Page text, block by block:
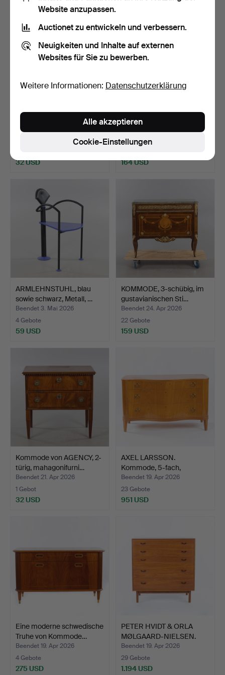
ROLLCONTAINER, 8
32 USD
KOMMODE, furniert, erste
Hälfte des 19. Ja…
Beendet 7. Mai 2026
164 USD
ARMLEHNSTUHL, blau
sowie schwarz, Metall, …
Beendet 3. Mai 2026
4 Gebote
59 USD
KOMMODE, 3-schübig, im
gustavianischen Sti…
Beendet 24. Apr 2026
22 Gebote
159 USD
Kommode von AGENCY, 2-
türig, mahagonifurni…
Beendet 21. Apr 2026
1 Gebot
32 USD
AXEL LARSSON.
Kommode, 5-fach,
schwedisch …
Beendet 19. Apr 2026
23 Gebote
951 USD
Eine moderne schwedische
Truhe von Kommode…
Beendet 19. Apr 2026
4 Gebote
275 USD
PETER HVIDT & ORLA
MØLGAARD-NIELSEN.
Kommo…
Beendet 19. Apr 2026
29 Gebote
1.194 USD
Website anzupassen.
Auctionet zu entwickeln und verbessern.
Neuigkeiten und Inhalte auf externen
Websites für Sie zu bewerben.
Weitere Informationen: Datenschutzerklärung
Cookie-Einstellungen
Alle akzeptieren